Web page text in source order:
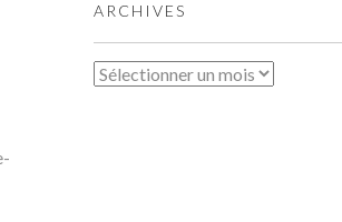
ARCHIVES
Archives